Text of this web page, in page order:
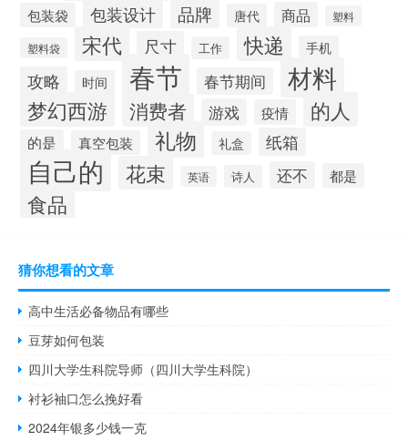
包装袋 包装设计 品牌 唐代 商品 塑料
塑料袋 宋代 尺寸 工作 快递 手机
攻略 时间 春节 春节期间 材料
梦幻西游 消费者 游戏 疫情 的人
的是 真空包装 礼物 礼盒 纸箱
自己的 花束 英语 诗人 还不 都是
食品
猜你想看的文章
高中生活必备物品有哪些
豆芽如何包装
四川大学生科院导师（四川大学生科院）
衬衫袖口怎么挽好看
2024年银多少钱一克